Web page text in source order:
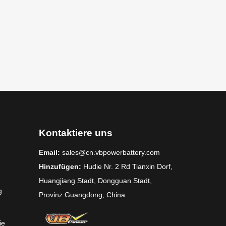
Kontaktiere uns
Email: sales@cn.vbpowerbattery.com
Hinzufügen: Hudie Nr. 2 Rd Tianxin Dorf,
Huangjiang Stadt, Dongguan Stadt,
Provinz Guangdong, China